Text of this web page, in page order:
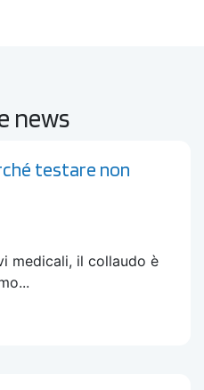
news
testare non
medicali, il collaudo è